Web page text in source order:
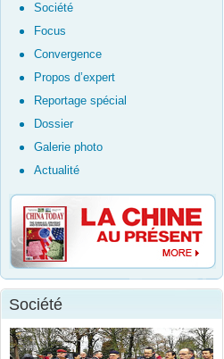
Société
Focus
Convergence
Propos d’expert
Reportage spécial
Dossier
Galerie photo
Actualité
Société